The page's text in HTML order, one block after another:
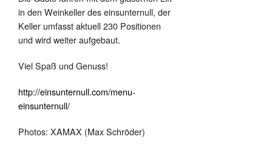
in den Weinkeller des einsunternull, der
Keller umfasst aktuell 230 Positionen
und wird weiter aufgebaut.
Viel Spaß und Genuss!
http://einsunternull.com/menu-
einsunternull/
Photos: XAMAX (Max Schröder)